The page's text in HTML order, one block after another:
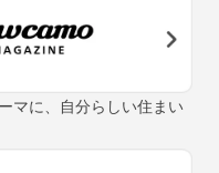
マに、自分らしい住まい